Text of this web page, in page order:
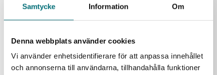
Samtycke Information Om
Denna webbplats använder cookies
Vi använder enhetsidentifierare för att anpassa innehållet
och annonserna till användarna, tillhandahålla funktioner